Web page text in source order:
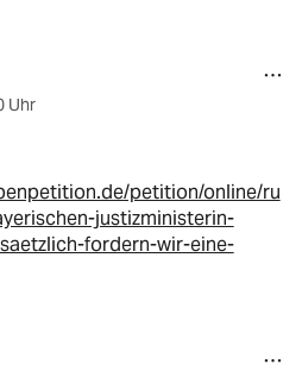
Uhr
petition/online/ru
justizministerin-
fordern-wir-eine-